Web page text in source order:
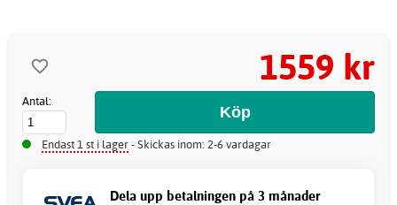
1559 kr
Antal:
Endast 1 st i lager- Skickas inom: 2-6 vardagar
Dela upp betalningen på 3 månader